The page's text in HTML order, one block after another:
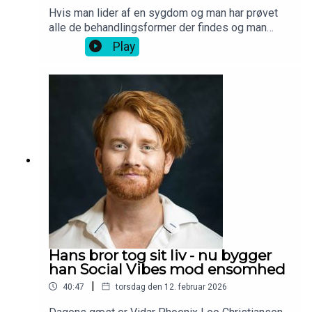
Hvis man lider af en sygdom og man har prøvet
alle de behandlingsformer der findes og man
stadig ikke synes det har virket, så kan der være
behov for en ny. Hvis den skal være
Bøgh Erlang og læse ingeniør. For herigennem fik
hun viden til at undersøge, teste og siden udvikle
appen Reelieve for ptsd ramte, som hun pitchede
i løvens hule. Den fungerer som en digital
servicehund, der kan hjælpe både før, under og
efter et angstanfald.
Play
Hans bror tog sit liv - nu bygger
han Social Vibes mod ensomhed
40:47 | torsdag den 12. februar 2026